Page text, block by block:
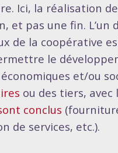
Ici, la réalisation
et pas une fin. L’un
de la coopérative
le
et/ou
ou des tiers, avec
conclus
de services, etc.).